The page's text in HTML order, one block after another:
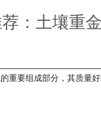
：土壤重
重要组成部分，其质量